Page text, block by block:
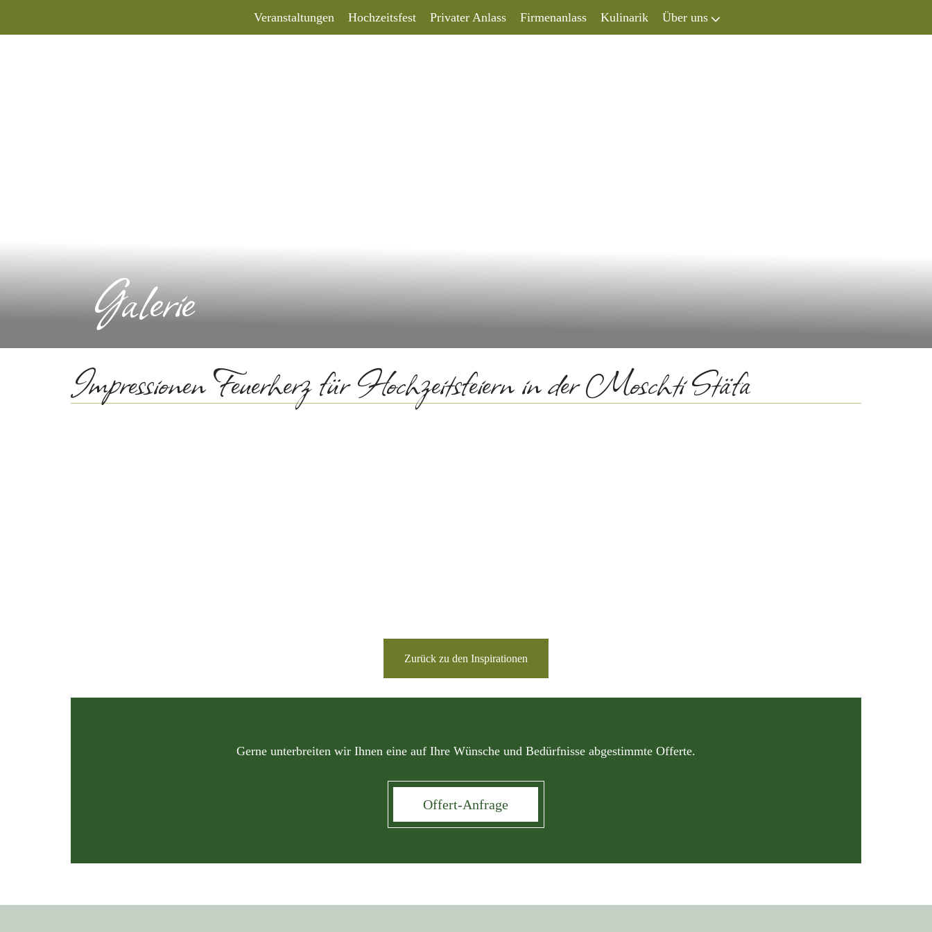
Veranstaltungen Hochzeitsfest Privater Anlass Firmenanlass Kulinarik Über uns
Galerie
Impressionen Feuerherz für Hochzeitsfeiern in der Moschti Stäfa
Zurück zu den Inspirationen
Gerne unterbreiten wir Ihnen eine auf Ihre Wünsche und Bedürfnisse abgestimmte Offerte.
Offert-Anfrage